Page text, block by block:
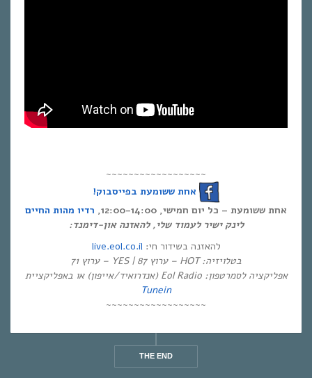
~~~~~~~~~~~~~~~~~~
אחת ששומעת בפייסבוק!
אחת ששומעת – כל יום חמישי, 12:00-14:00,
רדיו מהות החיים
לינק ישיר לעמוד שלי, להאזנה און-דימנד:
להאזנה בשידור חי: live.eol.co.il
בטלויזיה: HOT – ערוץ 87 | YES – ערוץ 71
אפליקציה לסמרטפון: Eol Radio (אנדרואיד/אייפון) או באפליקציית
Tunein
~~~~~~~~~~~~~~~~~~
THE END